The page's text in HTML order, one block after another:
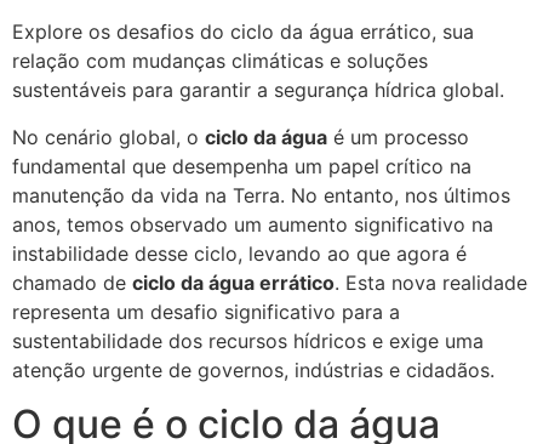
Explore os desafios do ciclo da água errático, sua
relação com mudanças climáticas e soluções
sustentáveis para garantir a segurança hídrica global.
No cenário global, o ciclo da água é um processo
fundamental que desempenha um papel crítico na
manutenção da vida na Terra. No entanto, nos últimos
anos, temos observado um aumento significativo na
instabilidade desse ciclo, levando ao que agora é
chamado de ciclo da água errático. Esta nova realidade
representa um desafio significativo para a
sustentabilidade dos recursos hídricos e exige uma
atenção urgente de governos, indústrias e cidadãos.
O que é o ciclo da água